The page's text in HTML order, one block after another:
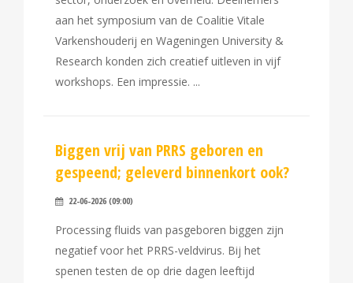
aan het symposium van de Coalitie Vitale
Varkenshouderij en Wageningen University &
Research konden zich creatief uitleven in vijf
workshops. Een impressie.
Biggen vrij van PRRS geboren en
gespeend; geleverd binnenkort ook?
22-06-2026 (09:00)
Processing fluids van pasgeboren biggen zijn
negatief voor het PRRS-veldvirus. Bij het
spenen testen de op drie dagen leeftijd